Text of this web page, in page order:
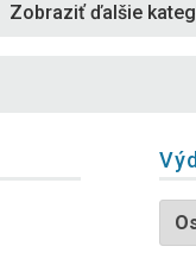
Zobraziť ďalšie